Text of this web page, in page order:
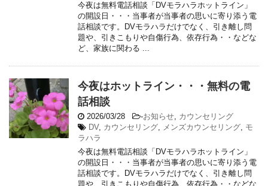
今夜は無料電話相談「DVモラハラホットライン」
の開設日・・・当事者が当事者の思いに寄り添う電
話相談です。DVモラハラだけでなく、引き離し問
題や、引きこもりや自傷行為、依存行為・・などな
ど、家族に関わる ...
今夜はホットライン・・・無料の電
話相談
2026/03/28 -お知らせ, カウンセリング
DV, カウンセリング, メンズカウンセリング, モ
ラハラ
今夜は無料電話相談「DVモラハラホットライン」
の開設日・・・当事者が当事者の思いに寄り添う電
話相談です。DVモラハラだけでなく、引き離し問
題や、引きこもりや自傷行為、依存行為・・などな